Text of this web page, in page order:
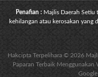
Penafian : Majlis Daerah Setiu
kehilangan atau kerosakan yang
Hakcipta Terpelihara © 2026
Paparan Terbaik